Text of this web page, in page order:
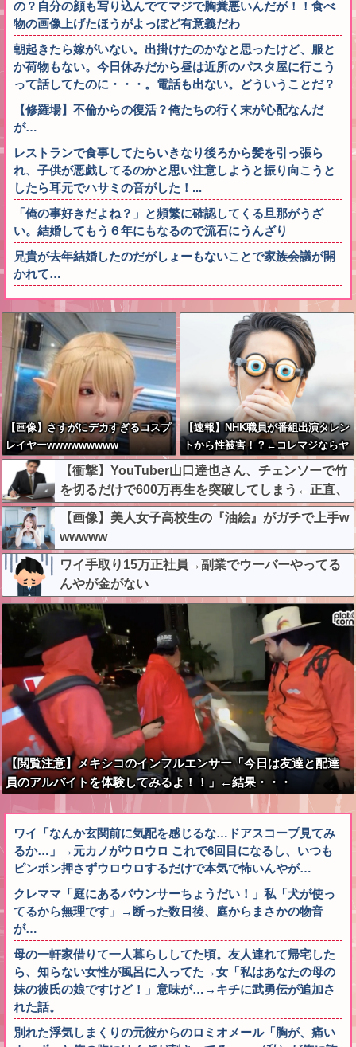
の？自分の顔も写り込んでてマジで胸糞悪いんだが！！食べ
物の画像上げたほうがよっぽど有意義だわ
朝起きたら嫁がいない。出掛けたのかなと思ったけど、服と
か荷物もない。今日休みだから昼は近所のパスタ屋に行こう
って話してたのに・・・。電話も出ない。どういうことだ？
【修羅場】不倫からの復活？俺たちの行く末が心配なんだ
が…
レストランで食事してたらいきなり後ろから髪を引っ張ら
れ、子供が悪戯してるのかと思い注意しようと振り向こうと
したら耳元でハサミの音がした！...
「俺の事好きだよね？」と頻繁に確認してくる旦那がうざ
い。結婚してもう６年にもなるので流石にうんざり
兄貴が去年結婚したのだがしょーもないことで家族会議が開
かれて…
【画像】さすがにデカすぎるコスプ
レイヤーwwwwwwwww
【速報】NHK職員が番組出演タレン
トから性被害！？←コレマジならヤ
バくねーか？
【衝撃】YouTuber山口達也さん、チェンソーで竹
を切るだけで600万再生を突破してしまう←正直、
こう言うのでいいんだよなw w w w w w w w
【画像】美人女子高校生の『油絵』がガチで上手w
wwwww
ワイ手取り15万正社員→副業でウーバーやってる
んやが金がない
【閲覧注意】メキシコのインフルエンサー「今日は友達と配達
員のアルバイトを体験してみるよ！！」←結果・・・
ワイ「なんか玄関前に気配を感じるな…ドアスコープ見てみ
るか…」→元カノがウロウロ これで6回目になるし、いつも
ピンポン押さずウロウロするだけで本気で怖いんやが…
クレママ「庭にあるバウンサーちょうだい！」私「犬が使っ
てるから無理です」→断った数日後、庭からまさかの物音
が…
母の一軒家借りて一人暮らししてた頃。友人連れて帰宅した
ら、知らない女性が風呂に入ってた→女「私はあなたの母の
妹の彼氏の娘ですけど！」意味が…→キチに武勇伝が追加さ
れた話。
別れた浮気しまくりの元彼からのロミオメール「胸が、痛い